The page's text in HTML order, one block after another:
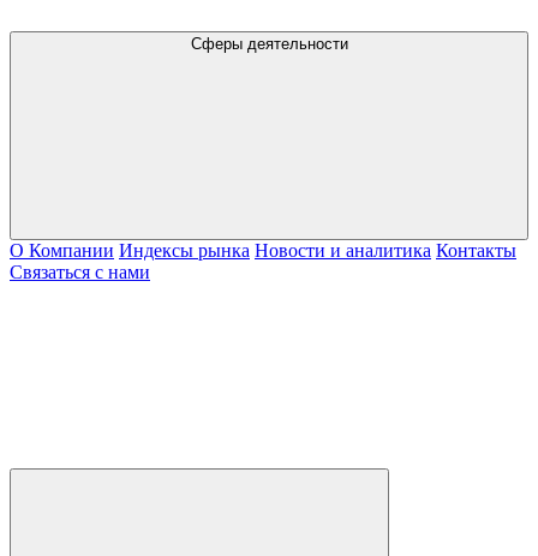
Сферы деятельности
О Компании Индексы рынка Новости и аналитика Контакты
Связаться с нами